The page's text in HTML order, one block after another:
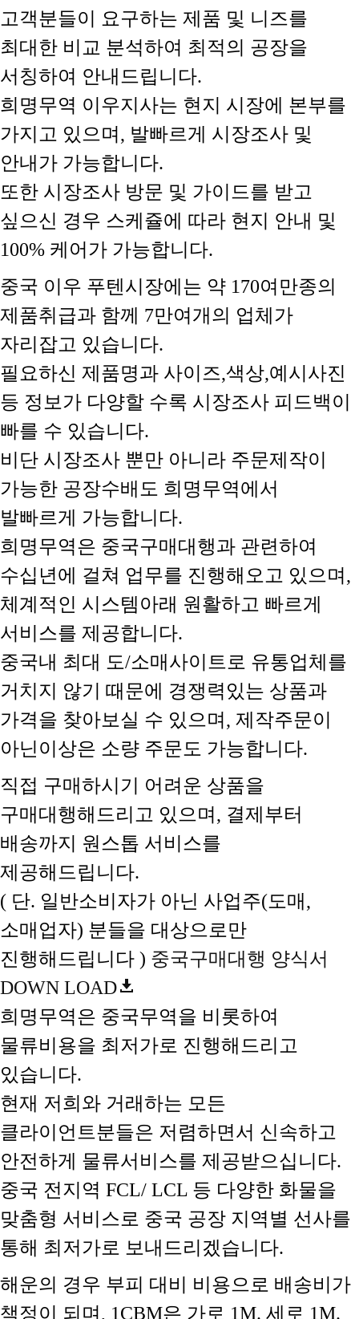
고객분들이 요구하는 제품 및 니즈를
최대한 비교 분석하여 최적의 공장을
서칭하여 안내드립니다.
희명무역 이우지사는 현지 시장에 본부를
가지고 있으며, 발빠르게 시장조사 및
안내가 가능합니다.
또한 시장조사 방문 및 가이드를 받고
싶으신 경우 스케쥴에 따라 현지 안내 및
100% 케어가 가능합니다.
중국 이우 푸텐시장에는 약 170여만종의
제품취급과 함께 7만여개의 업체가
자리잡고 있습니다.
필요하신 제품명과 사이즈,색상,예시사진
등 정보가 다양할 수록 시장조사 피드백이
빠를 수 있습니다.
비단 시장조사 뿐만 아니라 주문제작이
가능한 공장수배도 희명무역에서
발빠르게 가능합니다.
희명무역은 중국구매대행과 관련하여
수십년에 걸쳐 업무를 진행해오고 있으며,
체계적인 시스템아래 원활하고 빠르게
서비스를 제공합니다.
중국내 최대 도/소매사이트로 유통업체를
거치지 않기 때문에 경쟁력있는 상품과
가격을 찾아보실 수 있으며, 제작주문이
아닌이상은 소량 주문도 가능합니다.
직접 구매하시기 어려운 상품을
구매대행해드리고 있으며, 결제부터
배송까지 원스톱 서비스를
제공해드립니다.
( 단. 일반소비자가 아닌 사업주(도매,
소매업자) 분들을 대상으로만
진행해드립니다 ) 중국구매대행 양식서
DOWN LOAD
희명무역은 중국무역을 비롯하여
물류비용을 최저가로 진행해드리고
있습니다.
현재 저희와 거래하는 모든
클라이언트분들은 저렴하면서 신속하고
안전하게 물류서비스를 제공받으십니다.
중국 전지역 FCL/ LCL 등 다양한 화물을
맞춤형 서비스로 중국 공장 지역별 선사를
통해 최저가로 보내드리겠습니다.
해운의 경우 부피 대비 비용으로 배송비가
책정이 되며, 1CBM은 가로 1M. 세로 1M.